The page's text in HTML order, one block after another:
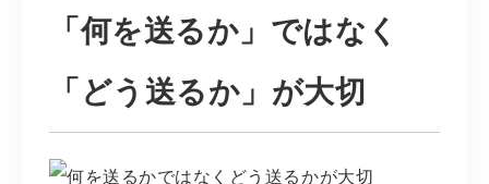
「何を送るか」ではなく
「どう送るか」が大切